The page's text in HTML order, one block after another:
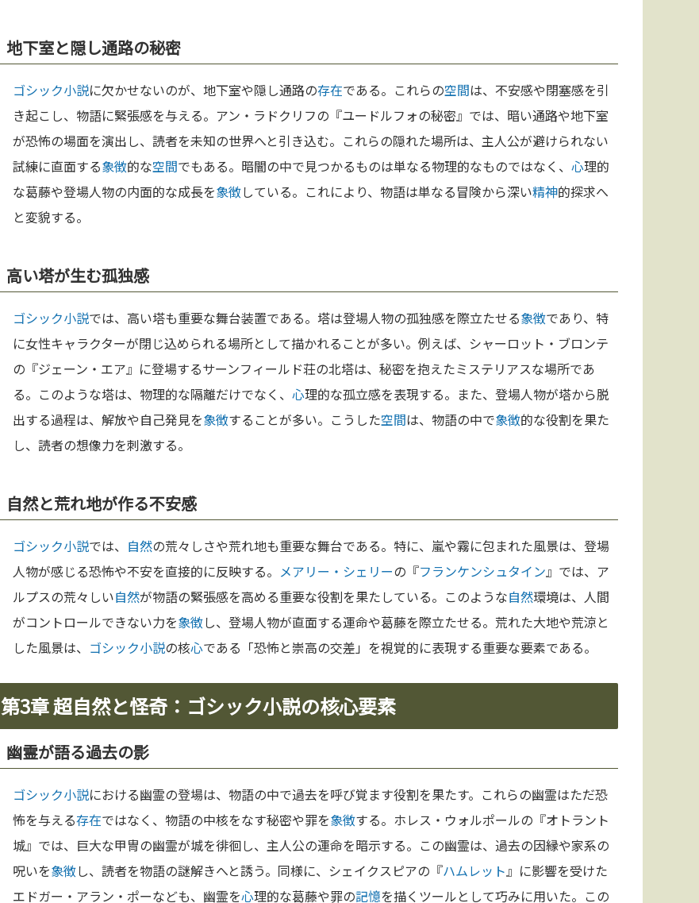
地下室と隠し通路の秘密
ゴシック小説に欠かせないのが、地下室や隠し通路の存在である。これらの空間は、不安感や閉塞感を引
き起こし、物語に緊張感を与える。アン・ラドクリフの『ユードルフォの秘密』では、暗い通路や地下室
が恐怖の場面を演出し、読者を未知の世界へと引き込む。これらの隠れた場所は、主人公が避けられない
試練に直面する象徴的な空間でもある。暗闇の中で見つかるものは単なる物理的なものではなく、 心理的
な葛藤や登場人物の内面的な成長を象徴している。これにより、物語は単なる冒険から深い精神的探求へ
と変貌する。
高い塔が生む孤独感
ゴシック小説では、高い塔も重要な舞台装置である。塔は登場人物の孤独感を際立たせる象徴であり、特
に女性キャラクターが閉じ込められる場所として描かれることが多い。例えば、シャーロット・ブロンテ
の『ジェーン・エア』に登場するサーンフィールド荘の北塔は、秘密を抱えたミステリアスな場所であ
る。このような塔は、物理的な隔離だけでなく、 心理的な孤立感を表現する。また、登場人物が塔から脱
出する過程は、解放や自己発見を象徴することが多い。こうした空間は、物語の中で象徴的な役割を果た
し、読者の想像力を刺激する。
自然と荒れ地が作る不安感
ゴシック小説では、 自然の荒々しさや荒れ地も重要な舞台である。特に、嵐や霧に包まれた風景は、登場
人物が感じる恐怖や不安を直接的に反映する。 メアリー・シェリーの『フランケンシュタイン』では、ア
ルプスの荒々しい自然が物語の緊張感を高める重要な役割を果たしている。このような自然環境は、人間
がコントロールできない力を象徴し、登場人物が直面する運命や葛藤を際立たせる。荒れた大地や荒涼と
した風景は、 ゴシック小説の核心である「恐怖と崇高の交差」を視覚的に表現する重要な要素である。
第3章 超自然と怪奇：ゴシック小説の核心要素
幽霊が語る過去の影
ゴシック小説における幽霊の登場は、物語の中で過去を呼び覚ます役割を果たす。これらの幽霊はただ恐
怖を与える存在ではなく、物語の中核をなす秘密や罪を象徴する。ホレス・ウォルポールの『オトラント
城』では、巨大な甲冑の幽霊が城を徘徊し、主人公の運命を暗示する。この幽霊は、過去の因縁や家系の
呪いを象徴し、読者を物語の謎解きへと誘う。同様に、シェイクスピアの『ハムレット』に影響を受けた
エドガー・アラン・ポーなども、幽霊を心理的な葛藤や罪の記憶を描くツールとして巧みに用いた。この